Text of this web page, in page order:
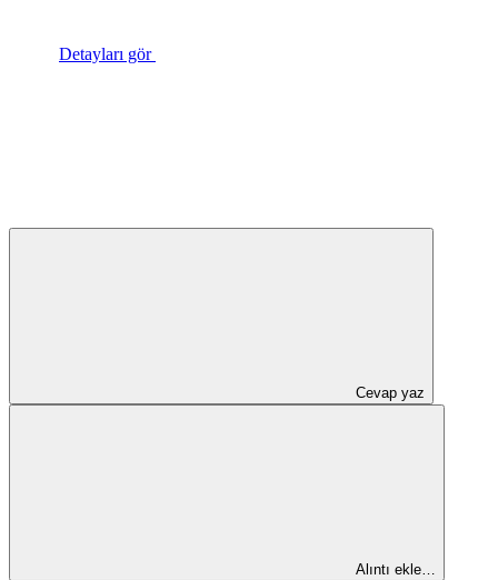
Detayları gör
Cevap yaz
Alıntı ekle…